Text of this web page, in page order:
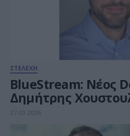
ΣΤΕΛΕΧΗ
BlueStream: Νέος
Δημήτρης
27.03.2026